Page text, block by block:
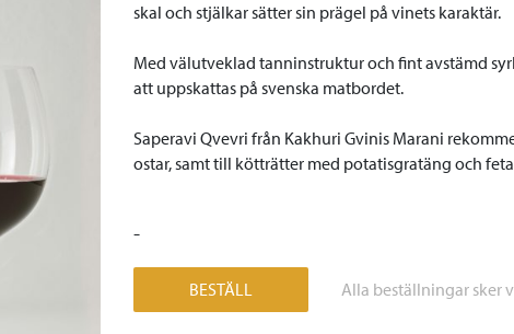
skal och stjälkar sätter sin prägel på vinets karaktär.
Med välutveklad tanninstruktur och fint avstämd
att uppskattas på svenska matbordet.
Saperavi Qvevri från Kakhuri Gvinis Marani
ostar, samt till kötträtter med potatisgratäng och
-
BESTÄLL Alla beställningar sker